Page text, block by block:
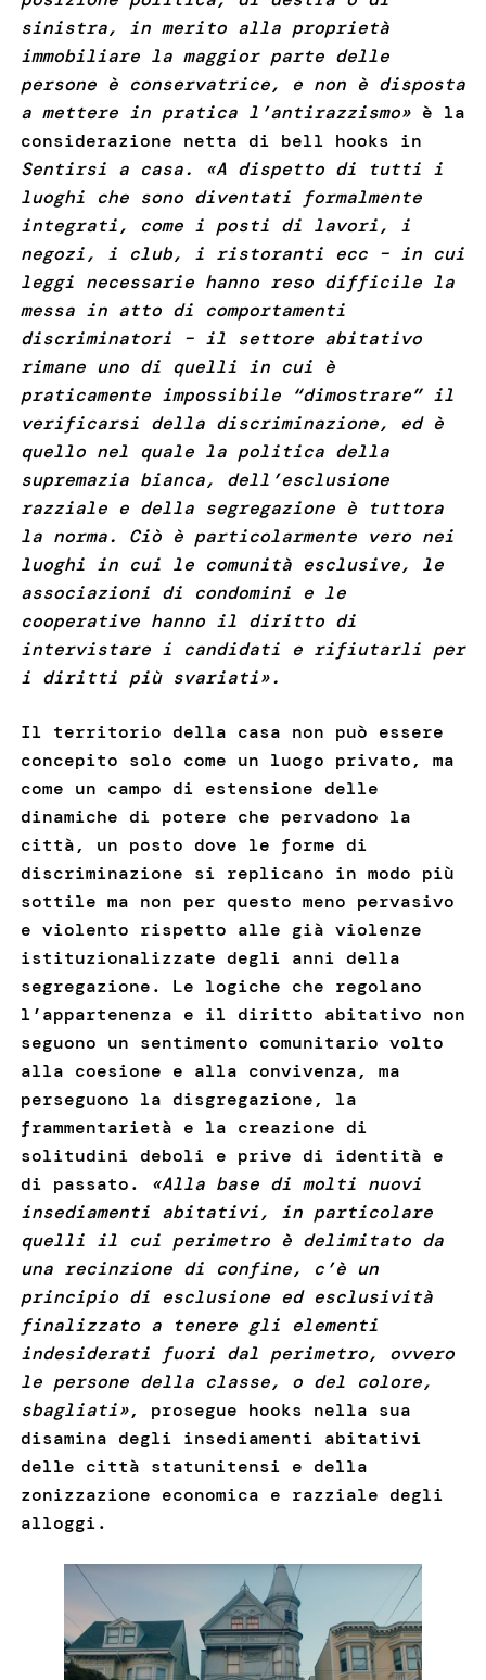
sinistra, in merito alla proprietà
immobiliare la maggior parte delle
persone è conservatrice, e non è disposta
a mettere in pratica l’antirazzismo» è la
considerazione netta di bell hooks in
Sentirsi a casa. «A dispetto di tutti i
luoghi che sono diventati formalmente
integrati, come i posti di lavori, i
negozi, i club, i ristoranti ecc – in cui
leggi necessarie hanno reso difficile la
messa in atto di comportamenti
discriminatori – il settore abitativo
rimane uno di quelli in cui è
praticamente impossibile “dimostrare” il
verificarsi della discriminazione, ed è
quello nel quale la politica della
supremazia bianca, dell’esclusione
razziale e della segregazione è tuttora
la norma. Ciò è particolarmente vero nei
luoghi in cui le comunità esclusive, le
associazioni di condomini e le
cooperative hanno il diritto di
intervistare i candidati e rifiutarli per
i diritti più svariati».
Il territorio della casa non può essere
concepito solo come un luogo privato, ma
come un campo di estensione delle
dinamiche di potere che pervadono la
città, un posto dove le forme di
discriminazione si replicano in modo più
sottile ma non per questo meno pervasivo
e violento rispetto alle già violenze
istituzionalizzate degli anni della
segregazione. Le logiche che regolano
l’appartenenza e il diritto abitativo non
seguono un sentimento comunitario volto
alla coesione e alla convivenza, ma
perseguono la disgregazione, la
frammentarietà e la creazione di
solitudini deboli e prive di identità e
di passato.
«Alla base di molti nuovi
insediamenti abitativi, in particolare
quelli il cui perimetro è delimitato da
una recinzione di confine, c’è un
principio di esclusione ed esclusività
finalizzato a tenere gli elementi
indesiderati fuori dal perimetro, ovvero
le persone della classe, o del colore,
sbagliati», prosegue hooks nella sua
disamina degli insediamenti abitativi
delle città statunitensi e della
zonizzazione economica e razziale degli
alloggi.